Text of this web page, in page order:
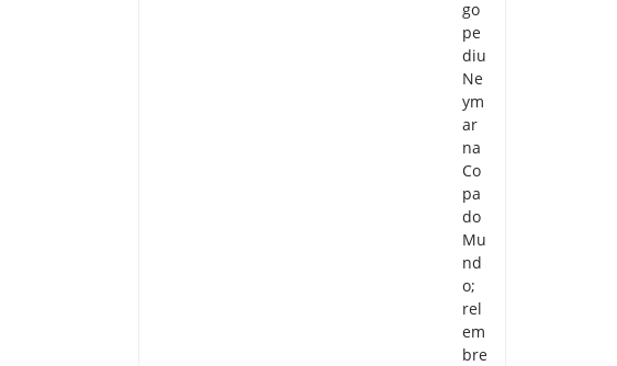
go
pe
diu
Ne
ym
ar
na
Co
pa
do
Mu
nd
o;
rel
em
bre